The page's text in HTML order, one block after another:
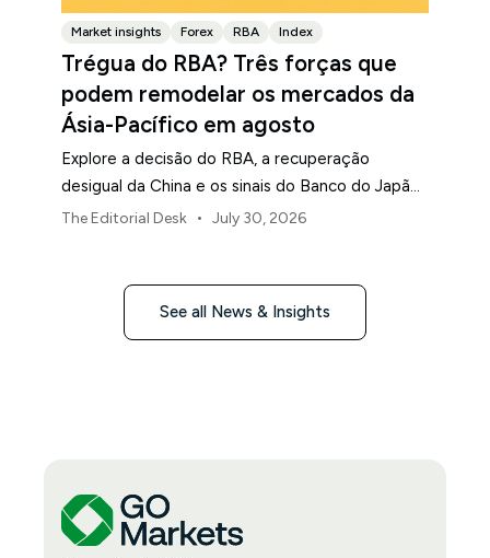
Market insights Forex RBA Index
Trégua do RBA? Três forças que
podem remodelar os mercados da
Ásia-Pacífico em agosto
Explore a decisão do RBA, a recuperação
desigual da China e os sinais do Banco do Japão
que moldam os mercados, as moedas e o risco
The Editorial Desk • July 30, 2026
See all News & Insights